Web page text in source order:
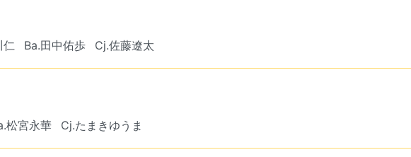
仁 Ba.田中佑歩 Cj.佐藤遼太
松宮永華 Cj.たまきゆうま